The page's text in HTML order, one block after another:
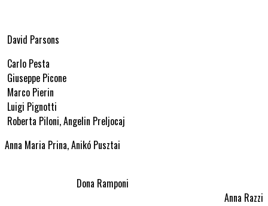
David Parsons
Carlo Pesta
Giuseppe Picone
Marco Pierin
Luigi Pignotti
Roberta Piloni, Angelin Preljocaj
Anna Maria Prina, Anikó Pusztai
Dona Ramponi
Anna Razzi